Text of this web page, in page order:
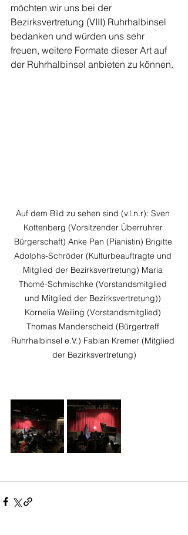
möchten wir uns bei der
Bezirksvertretung (VIII) Ruhrhalbinsel
bedanken und würden uns sehr
freuen, weitere Formate dieser Art auf
der Ruhrhalbinsel anbieten zu können.
Auf dem Bild zu sehen sind (v.l.n.r): Sven
Kottenberg (Vorsitzender Überruhrer
Bürgerschaft) Anke Pan (Pianistin) Brigitte
Adolphs-Schröder (Kulturbeauftragte und
Mitglied der Bezirksvertretung) Maria
Thomé-Schmischke (Vorstandsmitglied
und Mitglied der Bezirksvertretung))
Kornelia Weiling (Vorstandsmitglied)
Thomas Manderscheid (Bürgertreff
Ruhrhalbinsel e.V.) Fabian Kremer (Mitglied
der Bezirksvertretung)